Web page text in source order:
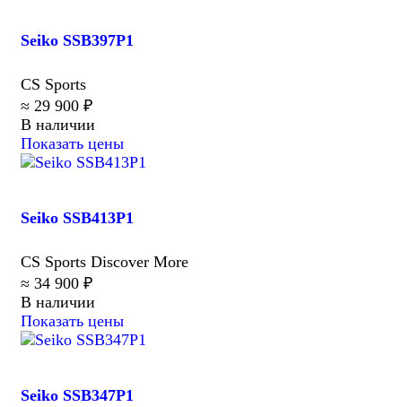
Seiko SSB397P1
CS Sports
≈ 29 900 ₽
В наличии
Показать цены
Seiko SSB413P1
CS Sports Discover More
≈ 34 900 ₽
В наличии
Показать цены
Seiko SSB347P1